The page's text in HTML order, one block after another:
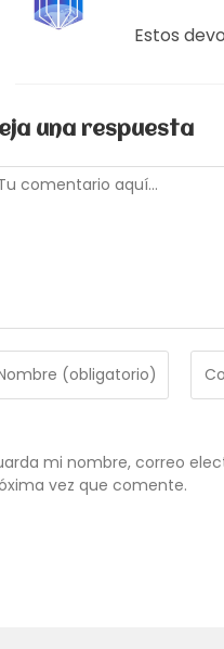
Estos
una respuesta
mi nombre, correo
vez que comente.